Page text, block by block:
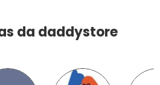
da daddystore